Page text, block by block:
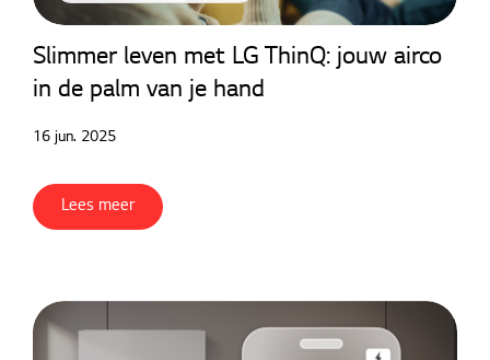
Slimmer leven met LG ThinQ: jouw airco
in de palm van je hand
16 jun. 2025
Lees meer